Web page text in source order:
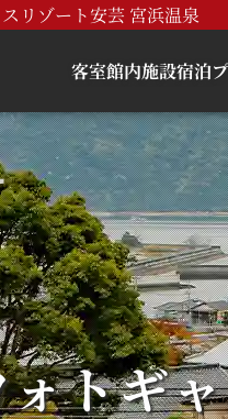
リゾート安芸 宮浜温泉
客室館内施設宿泊
ォトギ